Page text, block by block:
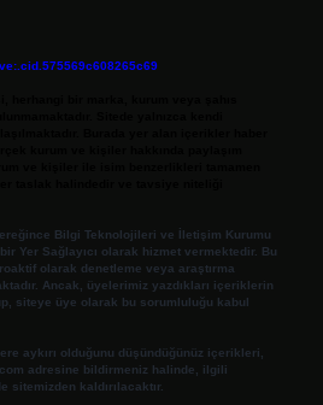
Bilgi Teknolojileri ve İletişim Kurumu
Yer Sağlayıcı olarak hizmet vermektedir. Bu
olarak denetleme veya araştırma
Ancak, üyelerimiz yazdıkları içeriklerin
siteye üye olarak bu sorumluluğu kabul
aykırı olduğunu düşündüğünüz içerikleri,
adresine bildirmeniz halinde, ilgili
kaldırılacaktır.